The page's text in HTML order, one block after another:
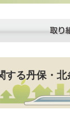
る丹保・北